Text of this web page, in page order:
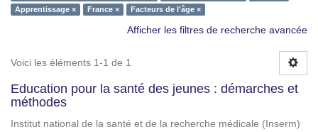
Apprentissage ×
France × Facteurs de l'âge ×
Afficher les filtres de recherche avancée
Voici les éléments 1-1 de 1
Education pour la santé des jeunes : démarches et
méthodes
Institut national de la santé et de la recherche médicale (Inserm)